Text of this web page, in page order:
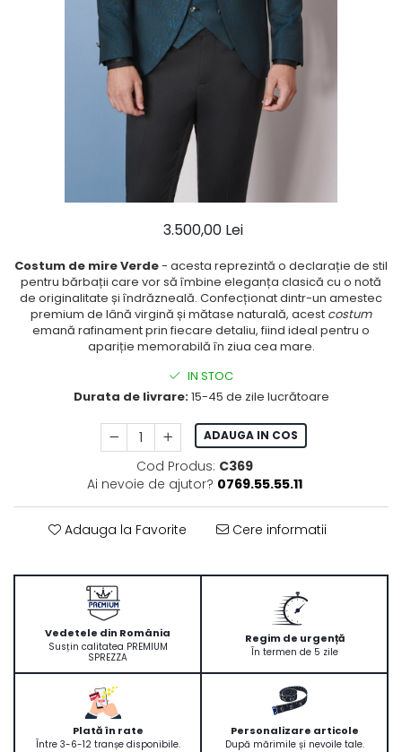
3.500,00 Lei
Costum de mire Verde- acesta reprezintă o declarație de stil
pentru bărbații care vor să îmbine eleganța clasică cu o notă
de originalitate și îndrăzneală. Confecționat dintr-un amestec
premium de lână virgină și mătase naturală, acest costum
emană rafinament prin fiecare detaliu, fiind ideal pentru o
apariție memorabilă în ziua cea mare.
IN STOC
Durata de livrare:15-45 de zile lucrătoare
ADAUGA IN COS
Cod Produs: C369
Ai nevoie de ajutor? 0769.55.55.11
Adauga la Favorite Cere informatii
Vedetele din România
Susțin calitatea PREMIUM
SPREZZA
Regim de urgență
În termen de 5 zile
Plată în rate
Între 3-6-12 tranșe disponibile.
Personalizare articole
După mărimile și nevoile tale.